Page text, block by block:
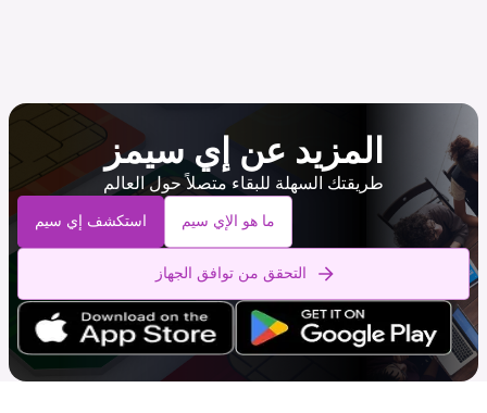
المزيد عن إي سيمز
طريقتك السهلة للبقاء متصلاً حول العالم
استكشف إي سيم ما هو الإي سيم
التحقق من توافق الجهاز